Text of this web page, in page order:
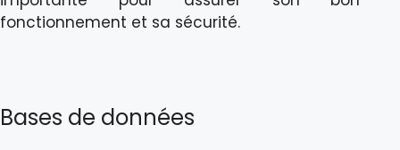
fonctionnement et sa sécurité.
Bases de données